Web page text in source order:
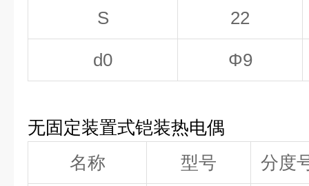
S 22
d0 Φ9
无固定装置式铠装热电偶
名称
型号 分度